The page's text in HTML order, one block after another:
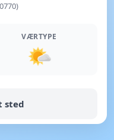
VÆRTYPE
sted